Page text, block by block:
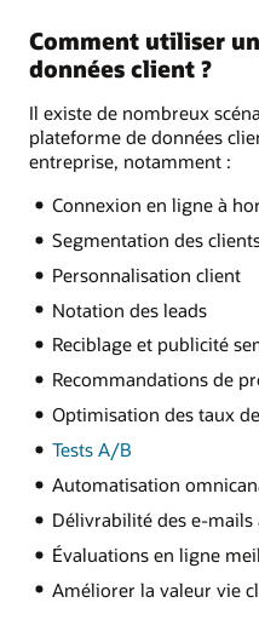
Comment utiliser
données client ?
Il existe de nombreux
plateforme de données
entreprise, notamment :
Connexion en ligne à
Segmentation des
Personnalisation client
Notation des leads
Reciblage et publicité
Recommandations de
Optimisation des taux
Tests A/B
Automatisation
Délivrabilité des e-mails
Évaluations en ligne
Améliorer la valeur vie